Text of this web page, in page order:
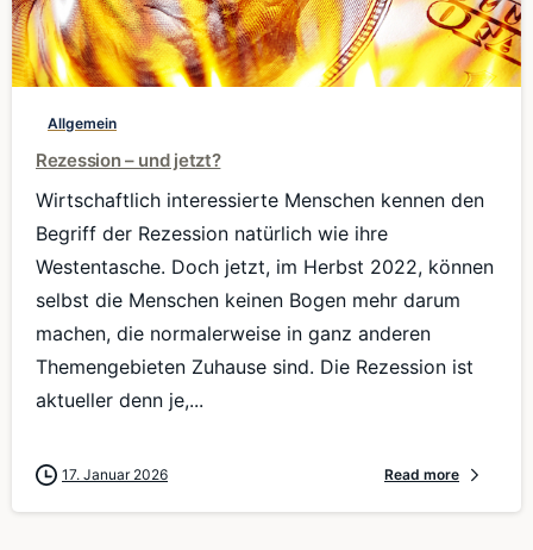
0
Allgemein
Rezession – und jetzt?
Wirtschaftlich interessierte Menschen kennen den
Begriff der Rezession natürlich wie ihre
Westentasche. Doch jetzt, im Herbst 2022, können
selbst die Menschen keinen Bogen mehr darum
machen, die normalerweise in ganz anderen
Themengebieten Zuhause sind. Die Rezession ist
aktueller denn je,...
17. Januar 2026 Read more